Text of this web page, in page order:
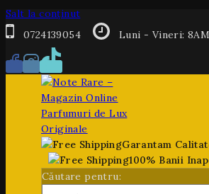
Salt la conținut
0724139054
Luni - Vineri:
Garantam
100% Banii
Căutare pentru: